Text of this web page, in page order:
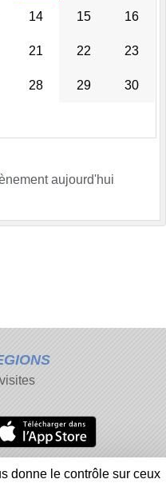
14 15 16
21 22 23
28 29 30
aujourd'hui
des cookies
un contenu inapproprié
donne le contrôle sur ceux